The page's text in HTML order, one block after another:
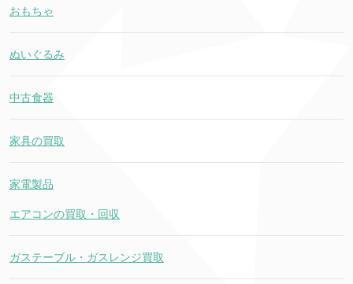
おもちゃ
ぬいぐるみ
中古食器
家具の買取
家電製品
エアコンの買取・回収
ガステーブル・ガスレンジ買取